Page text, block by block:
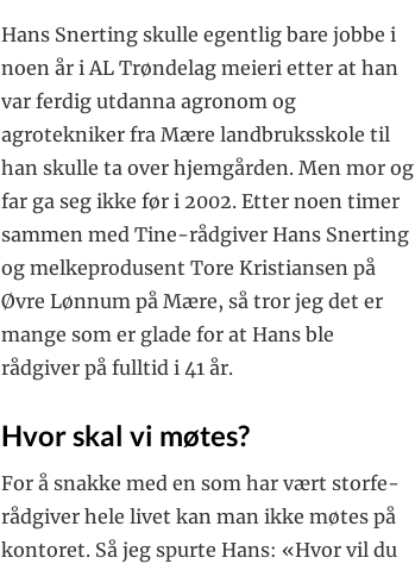
Hans Snerting skulle egentlig bare jobbe i
noen år i AL Trøndelag meieri etter at han
var ferdig utdanna agronom og
agrotekniker fra Mære landbruksskole til
han skulle ta over hjemgården. Men mor og
far ga seg ikke før i 2002. Etter noen timer
sammen med Tine-rådgiver Hans Snerting
og melkeprodusent Tore Kristiansen på
Øvre Lønnum på Mære, så tror jeg det er
mange som er glade for at Hans ble
rådgiver på fulltid i 41 år.
Hvor skal vi møtes?
For å snakke med en som har vært storfe-
rådgiver hele livet kan man ikke møtes på
kontoret. Så jeg spurte Hans: «Hvor vil du